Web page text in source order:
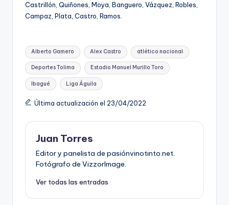
Castrillón, Quiñones, Moya, Banguero, Vázquez, Robles,
Campaz, Plata, Castro, Ramos.
Etiquetas:
Alberto Gamero Alex Castro atlético nacional
Deportes Tolima Estadio Manuel Murillo Toro
Ibagué Liga Águila
Última actualización el 23/04/2022
Juan Torres
Editor y panelista de pasiónvinotinto.net.
Fotógrafo de VizzorImage.
Ver todas las entradas